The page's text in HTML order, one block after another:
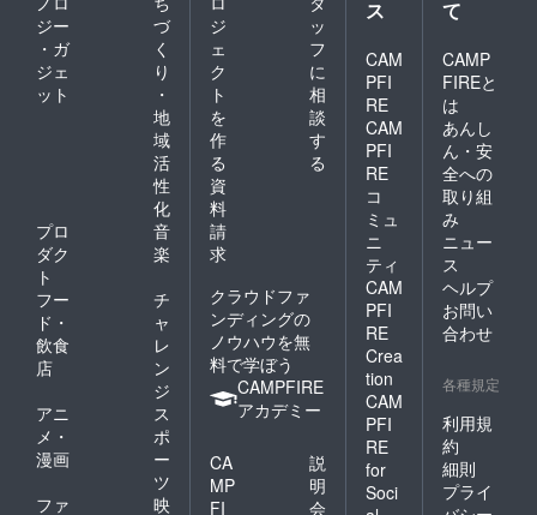
ジー
・ガ
ジェ
ット
づ
く
り
・
地
域
活
性
化
プロ
ダク
ト
音
楽
フー
ド・
飲食
店
チ
ャ
レ
ン
ジ
アニ
メ・
漫画
ス
ポ
ー
ツ
ファ
映
ジ
ェ
ク
ト
を
作
る
ッ
フ
に
相
談
す
る
資
料
請
求
クラウドファ
ンディングの
ノウハウを無
料で学ぼう
CAMPFIRE
アカデミー
CA
MP
FI
説
明
会
ス
CAM
PFI
RE
CAM
PFI
RE
コ
ミュ
ニ
ティ
CAM
PFI
RE
Crea
tion
CAM
PFI
RE
for
Soci
て
CAMP
FIREと
は
あんし
ん・安
全への
取り組
み
ニュー
ス
ヘルプ
お問い
合わせ
各種規定
利用規
約
細則
プライ